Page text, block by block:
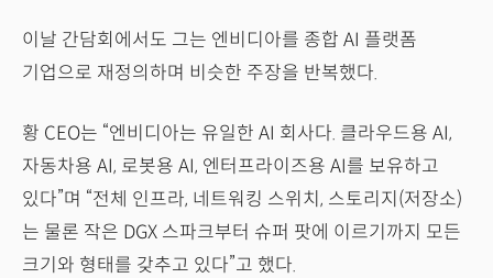
이날 간담회에서도 그는 엔비디아를 종합 AI 플랫폼
기업으로 재정의하며 비슷한 주장을 반복했다.
황 CEO는 “엔비디아는 유일한 AI 회사다. 클라우드용 AI,
자동차용 AI, 로봇용 AI, 엔터프라이즈용 AI를 보유하고
있다”며 “전체 인프라, 네트워킹 스위치, 스토리지(저장소)
는 물론 작은 DGX 스파크부터 슈퍼 팟에 이르기까지 모든
크기와 형태를 갖추고 있다”고 했다.